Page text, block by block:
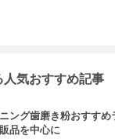
気おすすめ記事
ング歯磨き粉おすすめ
品を中心に